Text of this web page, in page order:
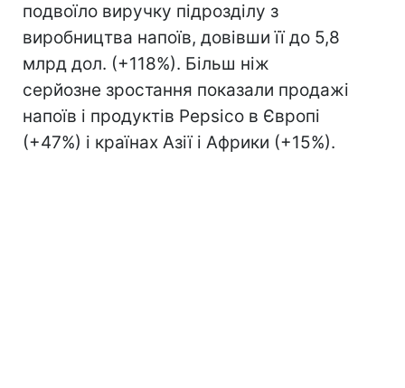
подвоїло виручку підрозділу з
виробництва напоїв, довівши її до 5,8
млрд дол. (+118%). Більш ніж
серйозне зростання показали продажі
напоїв і продуктів Pepsico в Європі
(+47%) і країнах Азії і Африки (+15%).